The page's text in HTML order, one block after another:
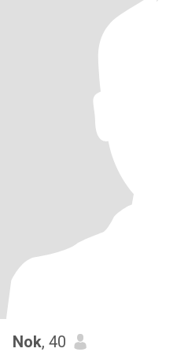
Nok, 40